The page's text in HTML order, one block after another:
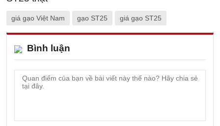
giá gạo Việt Nam gạo ST25 giá gạo ST25
Bình luận